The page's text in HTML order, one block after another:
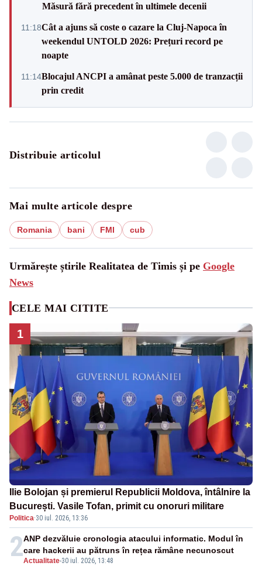
Măsură fără precedent în ultimele decenii
11:18Cât a ajuns să coste o cazare la Cluj-Napoca în
weekendul UNTOLD 2026: Prețuri record pe
noapte
11:14Blocajul ANCPI a amânat peste 5.000 de tranzacții
prin credit
Distribuie articolul
Mai multe articole despre
Romania bani FMI cub
Urmărește știrile Realitatea de Timis și pe Google
News
CELE MAI CITITE
1
Ilie Bolojan și premierul Republicii Moldova, întâlnire la
București. Vasile Tofan, primit cu onoruri militare
Politica·30 iul. 2026, 13:36
2Actualitate-30 iul. 2026, 13:48
ANP dezvăluie cronologia atacului informatic. Modul în
care hackerii au pătruns în rețea rămâne necunoscut